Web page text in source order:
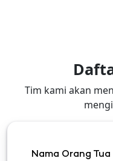
Tim kami akan
Nama Orang Tua